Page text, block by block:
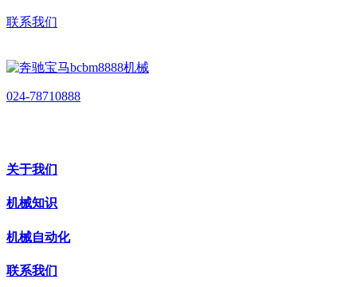
联系我们
024-78710888
关于我们
机械知识
机械自动化
联系我们